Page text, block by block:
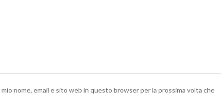
mio nome, email e sito web in questo browser per la prossima volta che